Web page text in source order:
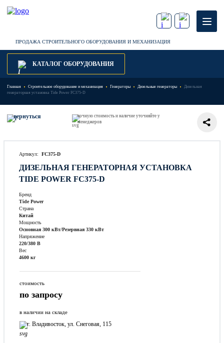
ПРОДАЖА СТРОИТЕЛЬНОГО ОБОРУДОВАНИЯ И МЕХАНИЗАЦИЯ
КАТАЛОГ ОБОРУДОВАНИЯ
Главная Строительное оборудование и механизация Генераторы Дизельные генераторы
Дизельная
генераторная установка Tide Power FC375-D
вернуться
точную стоимость и наличие уточняйте у
менеджеров
Артикул: FC375-D
ДИЗЕЛЬНАЯ ГЕНЕРАТОРНАЯ УСТАНОВКА
TIDE POWER FC375-D
Бренд
Tide Power
Страна
Китай
Мощность
Основная 300 кВт/Резервная 330 кВт
Напряжение
220/380 В
Вес
4600 кг
стоимость
по запросу
в наличии на складе
г. Владивосток, ул. Снеговая, 115